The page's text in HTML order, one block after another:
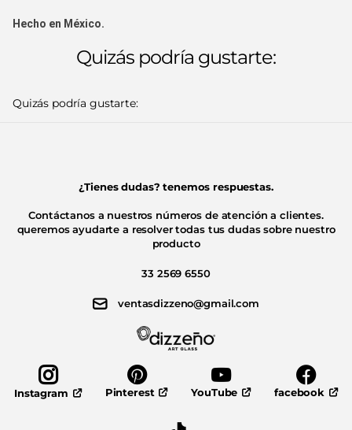
Hecho en México.
Quizás podría gustarte:
Quizás podría gustarte:
¿Tienes dudas? tenemos respuestas.
Contáctanos a nuestros números de atención a clientes.
queremos ayudarte a resolver todas tus dudas sobre nuestro
producto
33 2569 6550
ventasdizzeno@gmail.com
Instagram Pinterest YouTube facebook